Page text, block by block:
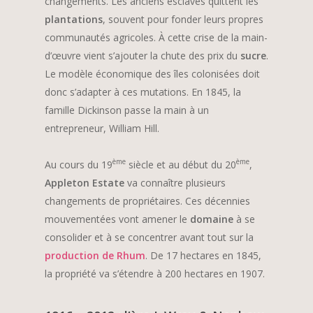
plantations, souvent pour fonder leurs propres
communautés agricoles. À cette crise de la main-
d’œuvre vient s’ajouter la chute des prix du sucre.
Le modèle économique des îles colonisées doit
donc s’adapter à ces mutations. En 1845, la
famille Dickinson passe la main à un
entrepreneur, William Hill.
Au cours du 19ème siècle et au début du 20ème,
Appleton Estate va connaître plusieurs
changements de propriétaires. Ces décennies
mouvementées vont amener le domaine à se
consolider et à se concentrer avant tout sur la
production de Rhum. De 17 hectares en 1845,
la propriété va s’étendre à 200 hectares en 1907.